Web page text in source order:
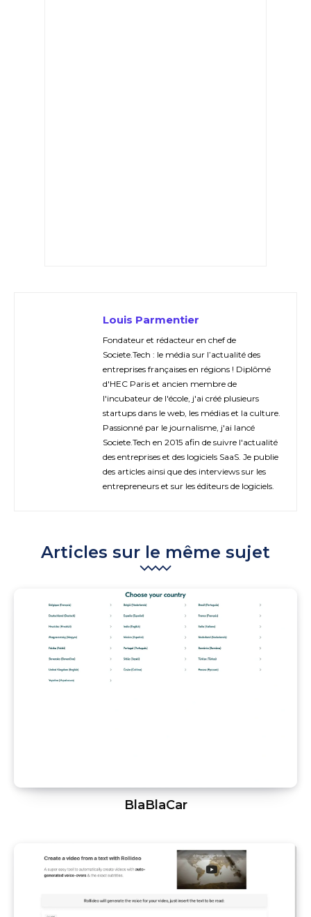
Louis Parmentier
Fondateur et rédacteur en chef de
Societe.Tech : le média sur l’actualité des
entreprises françaises en régions ! Diplômé
d'HEC Paris et ancien membre de
l'incubateur de l'école, j'ai créé plusieurs
startups dans le web, les médias et la culture.
Passionné par le journalisme, j'ai lancé
Societe.Tech en 2015 afin de suivre l'actualité
des entreprises et des logiciels SaaS. Je publie
des articles ainsi que des interviews sur les
entrepreneurs et sur les éditeurs de logiciels.
Articles sur le même sujet
BlaBlaCar